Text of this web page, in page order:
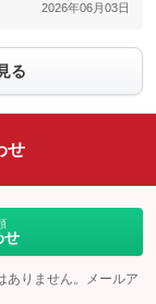
2026年06月03日
る
せ
せ
ありません。メールア